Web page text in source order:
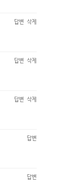
답변 삭제
답변 삭제
답변 삭제
답변
답변